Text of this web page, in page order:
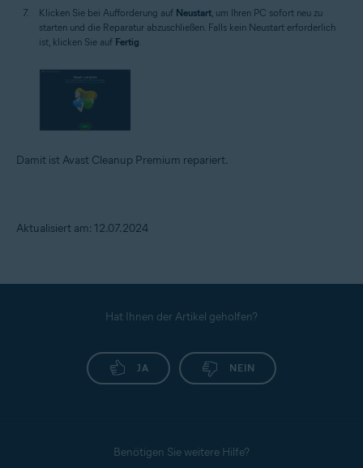
Klicken Sie bei Aufforderung auf Neustart, um Ihren PC sofort neu zu
starten und die Reparatur abzuschließen. Falls kein Neustart erforderlich
ist, klicken Sie auf Fertig.
Damit ist Avast Cleanup Premium repariert.
Aktualisiert am: 12.07.2024
Hat Ihnen der Artikel geholfen?
JA NEIN
Benötigen Sie weitere Hilfe?